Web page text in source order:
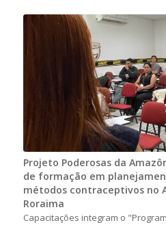
Projeto Poderosas da
de formação em
métodos contraceptivos no
Roraima
Capacitações integram o